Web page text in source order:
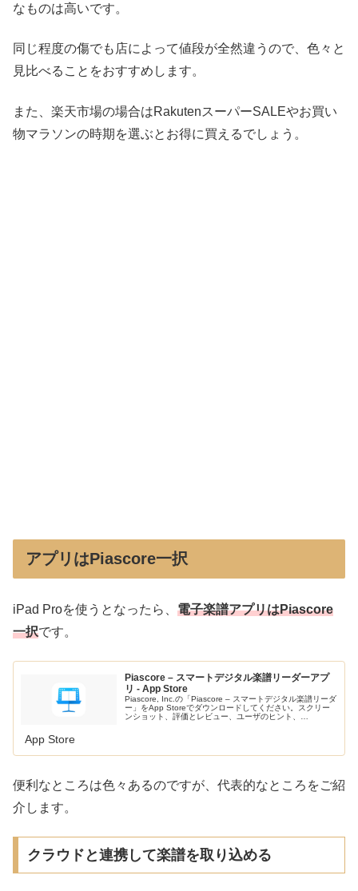
なものは高いです。
同じ程度の傷でも店によって値段が全然違うので、色々と
見比べることをおすすめします。
また、楽天市場の場合はRakutenスーパーSALEやお買い
物マラソンの時期を選ぶとお得に買えるでしょう。
アプリはPiascore一択
iPad Proを使うとなったら、 電子楽譜アプリはPiascore
一択です。
Piascore – スマートデジタル楽譜リーダーアプ
リ - App Store
Piascore, Inc.の「Piascore – スマートデジタル楽譜リーダ
ー」をApp Storeでダウンロードしてください。スクリー
ンショット、評価とレビュー、ユーザのヒント、
App Store
便利なところは色々あるのですが、代表的なところをご紹
介します。
クラウドと連携して楽譜を取り込める